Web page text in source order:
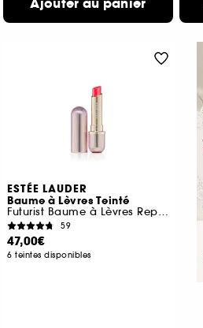
ESTÉE LAUDER
Baume à Lèvres Teinté
Futurist Baume à Lèvres Repulpant
59
47,00€
6 teintes disponibles